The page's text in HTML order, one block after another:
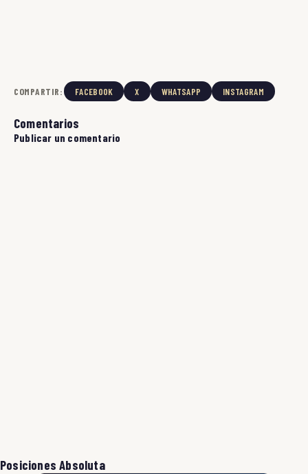
COMPARTIR: FACEBOOK X WHATSAPP INSTAGRAM
Comentarios
Publicar un comentario
Posiciones Absoluta